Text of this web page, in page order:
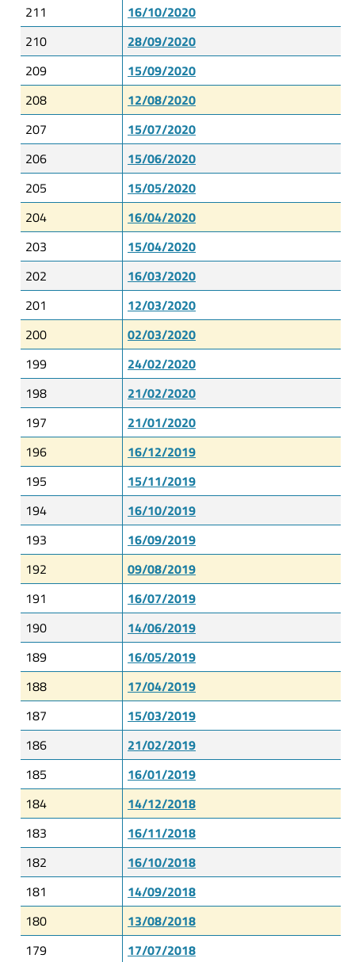
211
16/10/2020
210
28/09/2020
209
15/09/2020
208
12/08/2020
207
15/07/2020
206
15/06/2020
205
15/05/2020
204
16/04/2020
203
15/04/2020
202
16/03/2020
201
12/03/2020
200
02/03/2020
199
24/02/2020
198
21/02/2020
197
21/01/2020
196
16/12/2019
195
15/11/2019
194
16/10/2019
193
16/09/2019
192
09/08/2019
191
16/07/2019
190
14/06/2019
189
16/05/2019
188
17/04/2019
187
15/03/2019
186
21/02/2019
185
16/01/2019
184
14/12/2018
183
16/11/2018
182
16/10/2018
181
14/09/2018
180
13/08/2018
179
17/07/2018